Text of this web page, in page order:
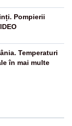
Pompierii
Temperaturi
în mai multe